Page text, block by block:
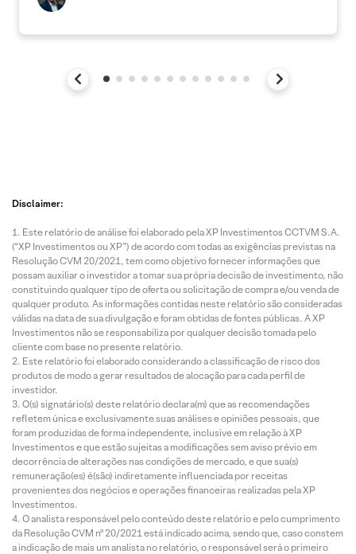
Disclaimer:
Este relatório de análise foi elaborado pela XP Investimentos CCTVM S.A.
(“XP Investimentos ou XP”) de acordo com todas as exigências previstas na
Resolução CVM 20/2021, tem como objetivo fornecer informações que
possam auxiliar o investidor a tomar sua própria decisão de investimento, não
constituindo qualquer tipo de oferta ou solicitação de compra e/ou venda de
qualquer produto. As informações contidas neste relatório são consideradas
válidas na data de sua divulgação e foram obtidas de fontes públicas. A XP
Investimentos não se responsabiliza por qualquer decisão tomada pelo
cliente com base no presente relatório.
Este relatório foi elaborado considerando a classificação de risco dos
produtos de modo a gerar resultados de alocação para cada perfil de
investidor.
O(s) signatário(s) deste relatório declara(m) que as recomendações
refletem única e exclusivamente suas análises e opiniões pessoais, que
foram produzidas de forma independente, inclusive em relação à XP
Investimentos e que estão sujeitas a modificações sem aviso prévio em
decorrência de alterações nas condições de mercado, e que sua(s)
remuneração(es) é(são) indiretamente influenciada por receitas
provenientes dos negócios e operações financeiras realizadas pela XP
Investimentos.
O analista responsável pelo conteúdo deste relatório e pelo cumprimento
da Resolução CVM nº 20/2021 está indicado acima, sendo que, caso constem
a indicação de mais um analista no relatório, o responsável será o primeiro